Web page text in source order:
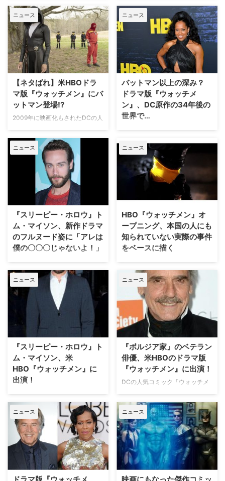
『ウォッチメン』。2009年の映
画版も話題を集めた同作では、映
画版にも出てきた元ヒーローの後
継者とも言うべきキャラクターが
登場するが、その正体は映画版と
は大きく異なるようだ。 本作
は、原作から34年後のスーパー
ヒーローが存在するもう一つの現
代のアメリカを舞台に展…
2009年に映画化もされたDCの人
気コミック「ウォッチメン」を米
HBOでTVシリーズ化した『ウォ
ッチメン（原題：
Watchmen）』。2020年注目の
本作より、新旧ヒーローを演じる
キャストたちのインタビューコメ
ントの一部を初解禁。 本作は、
原作から34年後のスーパーヒー
ローが存在するもうひとつの現代
のアメリカを舞台に展…
ニュース
【ネタばれ】米HBOドラ
マ版『ウォッチメン』にバ
ットマン登場!?
2009年に映画化もされたDCの人
アレンジした、米HBOのドラマ
版ミニシリーズ『ウォッチメン』
では、「もしもロバート・レッド
フォードが政権を取っていた
ら？」「ベトナムが米国の51番目
の州になっていたら？」といった
大胆な設定で物語が進行する。そ
表する人気スーパー…
ニュース
バットマン以上の深み？
ドラマ版『ウォッチメ
ン』、DC原作の34年後の
世界で…
アクション・アドベンチャー『ウ
Watchmen）』は、今とは違う歴
史をベースにした想像力をくすぐ
る新シリーズだ。「もしもロバー
ト・レッドフォードが政権を取っ
ていたら」「もしもベトナムが米
国の51番目の州になっていたら」
姿のヒーローたちが興味深いスト
ーリーを紡いでゆく――。…
ニュース
『スリーピー・ホロウ』ト
ム・マイソン、新作ドラマ
のフルヌード姿に「アレは
僕の〇〇〇じゃないよ！」
米HBOにて10月20日より放送さ
れているドラマ版『ウォッチメ
ン』。その第2話にはミスター・
フィリップスというキャラクター
がフルヌードになるシーンがある
のだが、同役を演じるトム・マイ
ソン（『スリーピー・ホロウ』）
がそれについてコメントしてい
る。 HBOのドラマ版は、2009年
の映画版や原作コミックスとは異
なり、オクラホ…
ニュース
HBO『ウォッチメン』オ
ープニング、本国の人にも
知られていない実際の事件
をベースに描く
2009年に映画化もされたDCの人
気コミック「ウォッチメン」が米
HBOでTVシリーズ化されるとい
うニュースはかねてからお伝えし
てきたが、現地時間10月20日
（日）、ついに初回放送を迎え
た。そのオープニングで描かれた
話は、米国の人にさえあまり知ら
れていない実話がベースになって
いたと、米Comicbookが紹介し
ている。 …
ニュース
『スリーピー・ホロウ』ト
ム・マイソン、米
HBO『ウォッチメン』に
出演！
代々伝わる"首なし騎士伝説"を現
代風にアレンジしたダークファン
タジードラマ『スリーピー・ホロ
ウ』で、主人公イカボッド・クレ
ーンを演じたトム・マイソンが、
米HBOのドラマ版『ウォッチメ
ン』のパイロットに出演すること
が分かった。米TV Lineが報じて
ニュース
『ボルジア家』のベテラン
俳優、米HBOのドラマ版
『ウォッチメン』に出演！
DCの人気コミック「ウォッチメ
リーズに、歴史ドラマ『ボルジア
家 愛と欲望の教皇一族』でロド
リーゴ・ボルジアを演じたジェレ
ミー・アイアンズが加わることが
わかった。米TV Lineが報じてい
る。 【関連記事】米アメコミ実
写作品の批評スコアは平等か!? 厳
しい「批評」は何を生み出すの
ニュース
ドラマ版『ウォッチメ
ニュース
映画にもなった傑作コミッ